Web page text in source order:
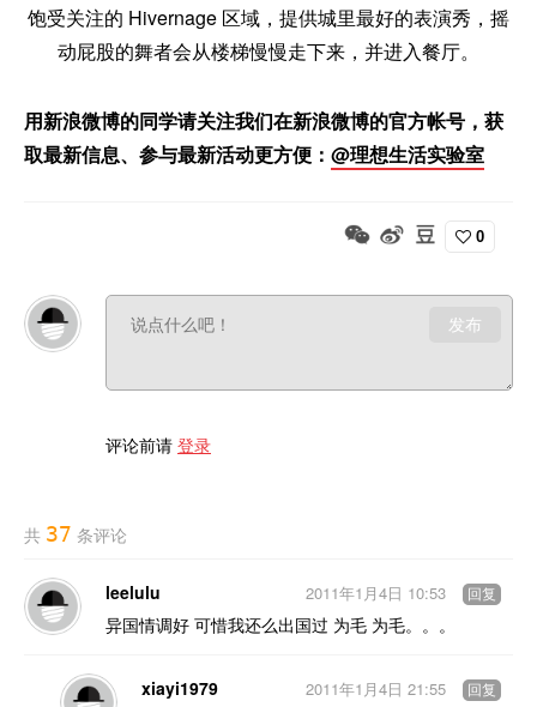
饱受关注的 Hivernage 区域，提供城里最好的表演秀，摇
动屁股的舞者会从楼梯慢慢走下来，并进入餐厅。
用新浪微博的同学请关注我们在新浪微博的官方帐号，获
取最新信息、参与最新活动更方便： @理想生活实验室
0
发布
评论前请 登录
共 37 条评论
leelulu
异国情调好 可惜我还么出国过 为毛 为毛。。。
2011年1月4日 10:53 回复
xiayi1979
2011年1月4日 21:55 回复